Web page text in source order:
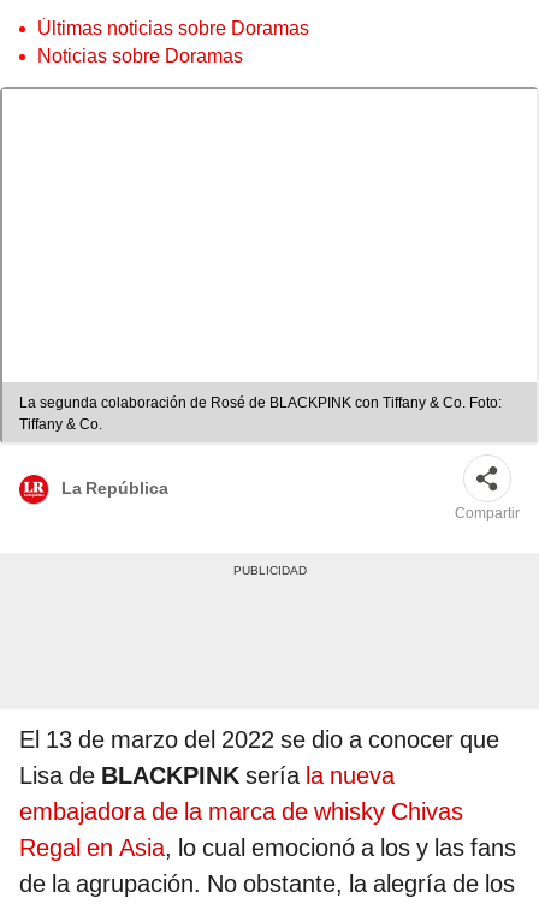
Últimas noticias sobre Doramas
Noticias sobre Doramas
La segunda colaboración de Rosé de BLACKPINK con Tiffany & Co. Foto:
Tiffany & Co.
La República
Compartir
El 13 de marzo del 2022 se dio a conocer que
Lisa de BLACKPINK seríala nueva
embajadora de la marca de whisky Chivas
Regal en Asia, lo cual emocionó a los y las fans
de la agrupación. No obstante, la alegría de los